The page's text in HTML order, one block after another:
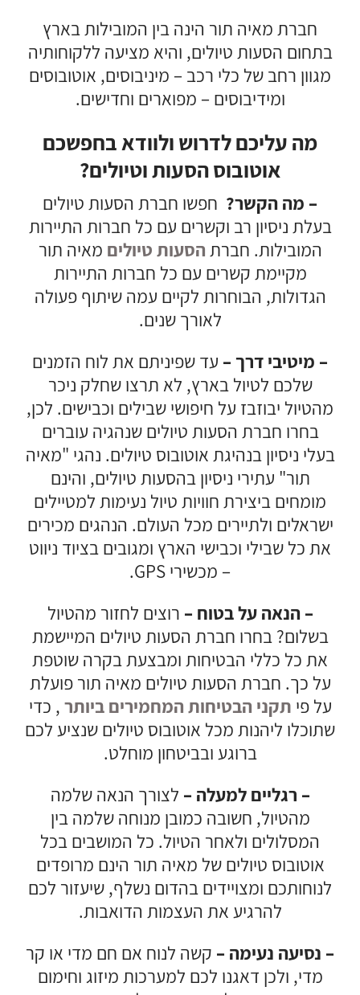
חברת מאיה תור הינה בין המובילות בארץ
בתחום הסעות טיולים, והיא מציעה ללקוחותיה
מגוון רחב של כלי רכב – מיניבוסים, אוטובוסים
ומידיבוסים – מפוארים וחדישים.
מה עליכם לדרוש ולוודא בחפשכם
אוטובוס הסעות וטיולים?
– מה הקשר? חפשו חברת הסעות טיולים
בעלת ניסיון רב וקשרים עם כל חברות התיירות
המובילות. חברת הסעות טיולים מאיה תור
מקיימת קשרים עם כל חברות התיירות
הגדולות, הבוחרות לקיים עמה שיתוף פעולה
לאורך שנים.
– מיטיבי דרך – עד שפיניתם את לוח הזמנים
שלכם לטיול בארץ, לא תרצו שחלק ניכר
מהטיול יבוזבז על חיפושי שבילים וכבישים. לכן,
בחרו חברת הסעות טיולים שנהגיה עוברים
בעלי ניסיון בנהיגת אוטובוס טיולים. נהגי "מאיה
תור" עתירי ניסיון בהסעות טיולים, והינם
מומחים ביצירת חוויות טיול נעימות למטיילים
ישראלים ולתיירים מכל העולם. הנהגים מכירים
את כל שבילי וכבישי הארץ ומגובים בציוד ניווט
– מכשירי GPS.
– הנאה על בטוח – רוצים לחזור מהטיול
בשלום? בחרו חברת הסעות טיולים המיישמת
את כל כללי הבטיחות ומבצעת בקרה שוטפת
על כך. חברת הסעות טיולים מאיה תור פועלת
על פי תקני הבטיחות המחמירים ביותר , כדי
שתוכלו ליהנות מכל אוטובוס טיולים שנציע לכם
ברוגע ובביטחון מוחלט.
– רגליים למעלה – לצורך הנאה שלמה
מהטיול, חשובה כמובן מנוחה שלמה בין
המסלולים ולאחר הטיול. כל המושבים בכל
אוטובוס טיולים של מאיה תור הינם מרופדים
לנוחותכם ומצויידים בהדום נשלף, שיעזור לכם
להרגיע את העצמות הדואבות.
– נסיעה נעימה – קשה לנוח אם חם מדי או קר
מדי, ולכן דאגנו לכם למערכות מיזוג וחימום